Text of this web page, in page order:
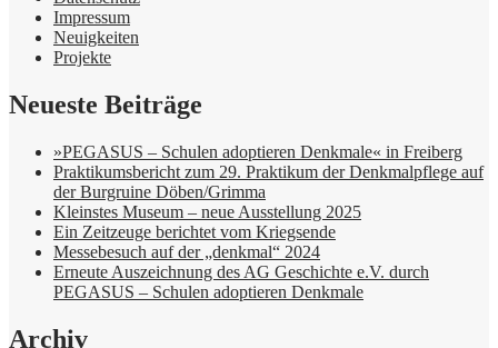
Impressum
Neuigkeiten
Projekte
Neueste Beiträge
»PEGASUS – Schulen adoptieren Denkmale« in Freiberg
Praktikumsbericht zum 29. Praktikum der Denkmalpflege auf
der Burgruine Döben/Grimma
Kleinstes Museum – neue Ausstellung 2025
Ein Zeitzeuge berichtet vom Kriegsende
Messebesuch auf der „denkmal“ 2024
Erneute Auszeichnung des AG Geschichte e.V. durch
PEGASUS – Schulen adoptieren Denkmale
Archiv